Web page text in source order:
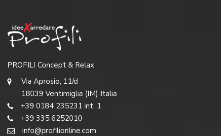
PROFILI Concept & Relax
Via Aprosio, 11/d
18039 Ventimiglia (IM) Italia
+39 0184 235231 int. 1
+39 335 6252010
info@profilionline.com